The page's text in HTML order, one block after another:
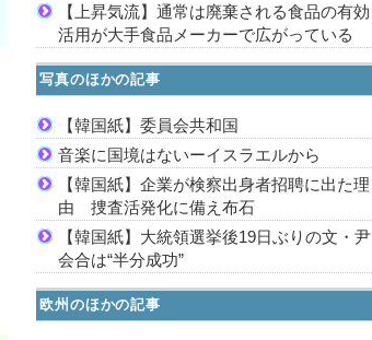
【上昇気流】通常は廃棄される食品の有効
活用が大手食品メーカーで広がっている
写真のほかの記事
【韓国紙】委員会共和国
音楽に国境はないーイスラエルから
【韓国紙】企業が検察出身者招聘に出た理
由 捜査活発化に備え布石
【韓国紙】大統領選挙後19日ぶりの文・尹
会合は“半分成功”
欧州のほかの記事